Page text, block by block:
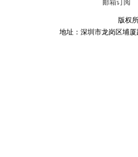
邮箱订阅
版权
地址：深圳市龙岗区埔厦